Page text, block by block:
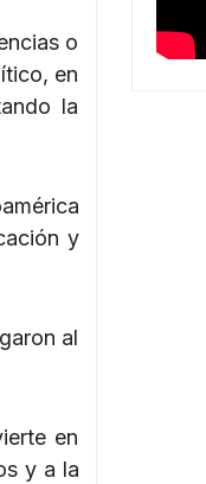
o
en
la
y
al
en
y a la